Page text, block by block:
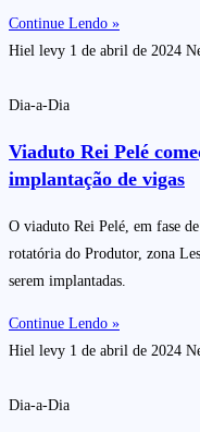
Continue Lendo »
Hiel levy 1 de abril de 2024
Dia-a-Dia
Viaduto Rei Pelé
implantação de vigas
O viaduto Rei Pelé, em fase
rotatória do Produtor, zona
serem implantadas.
Continue Lendo »
Hiel levy 1 de abril de 2024
Dia-a-Dia